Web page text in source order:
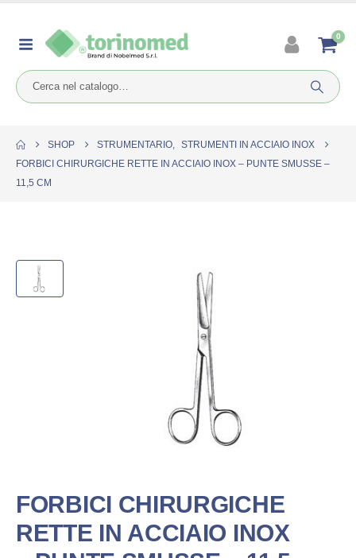
0
SHOP STRUMENTARIO, STRUMENTI IN ACCIAIO INOX
FORBICI CHIRURGICHE RETTE IN ACCIAIO INOX – PUNTE SMUSSE –
11,5 CM
FORBICI CHIRURGICHE
RETTE IN ACCIAIO INOX